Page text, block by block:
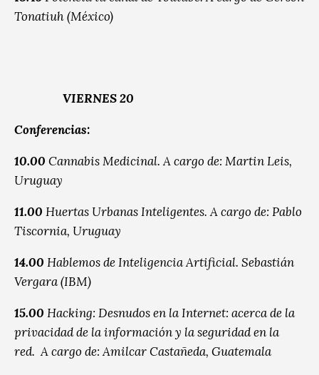
Tonatiuh (México)
VIERNES 20
Conferencias:
10.00 Cannabis Medicinal. A cargo de: Martin Leis,
Uruguay
11.00 Huertas Urbanas Inteligentes. A cargo de: Pablo
Tiscornia, Uruguay
14.00 Hablemos de Inteligencia Artificial. Sebastián
Vergara (IBM)
15.00 Hacking: Desnudos en la Internet: acerca de la
privacidad de la información y la seguridad en la
red. A cargo de: Amilcar Castañeda, Guatemala